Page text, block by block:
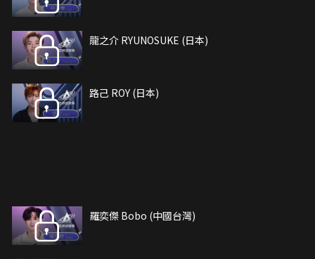
龍之介 RYUNOSUKE (日本)
路己 ROY (日本)
羅奕傑 Bobo (中國台灣)